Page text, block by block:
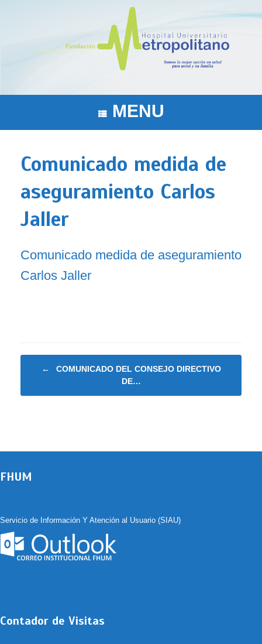
MENU
Comunicado medida de
aseguramiento Carlos
Jaller
Comunicado medida de aseguramiento
Carlos Jaller
←
COMUNICADO DEL CONSEJO DIRECTIVO
DE…
FHUM
Servicio de Información Y Atención al Usuario (SIAU)
Contador de Visitas